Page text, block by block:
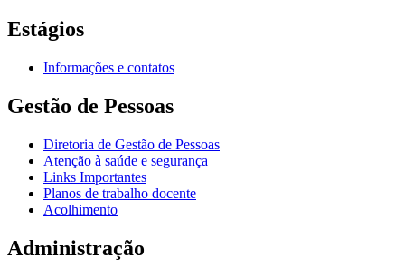
Estágios
Informações e contatos
Gestão de Pessoas
Diretoria de Gestão de Pessoas
Atenção à saúde e segurança
Links Importantes
Planos de trabalho docente
Acolhimento
Administração